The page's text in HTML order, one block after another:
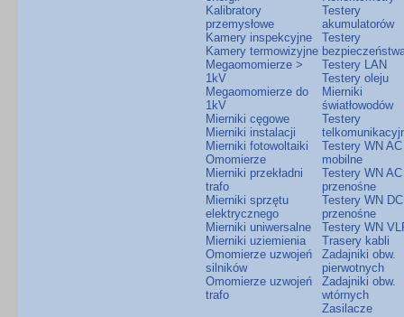
Kalibratory
przemysłowe
Kamery inspekcyjne
Kamery termowizyjne
Megaomomierze >
1kV
Megaomomierze do
1kV
Mierniki cęgowe
Mierniki instalacji
Mierniki fotowoltaiki
Omomierze
Mierniki przekładni
trafo
Mierniki sprzętu
elektrycznego
Mierniki uniwersalne
Mierniki uziemienia
Omomierze uzwojeń
silników
Omomierze uzwojeń
trafo
Testery
akumulatorów
Testery
Testery LAN
Testery oleju
Mierniki
światłowodów
Testery
Testery WN AC
mobilne
Testery WN AC
przenośne
Testery WN DC
przenośne
Testery WN
Trasery kabli
Zadajniki obw.
pierwotnych
Zadajniki obw.
wtórnych
Zasilacze